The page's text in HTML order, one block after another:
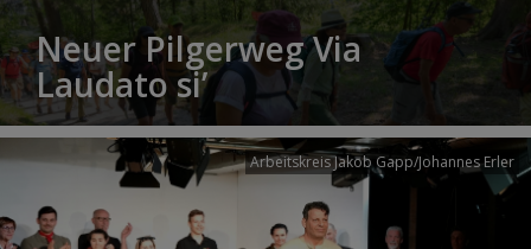
Neuer Pilgerweg Via
Laudato si’
Arbeitskreis Jakob Gapp/Johannes Erler